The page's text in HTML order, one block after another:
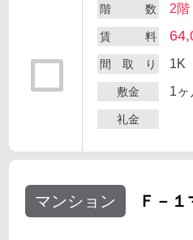
階 数 2階
賃 料
間 取 り 1K
敷金 1ヶ
礼金
マンション Ｆ－